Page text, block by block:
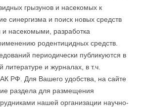
грызунов и насекомых к
синергизма и поиск новых средств
насекомыми, разработка
родентицидных средств.
периодически публикуются в
литературе и журналах, в т.ч.
РФ. Для Вашего удобства, на сайте
раздела для размещения
нашей организации научно-